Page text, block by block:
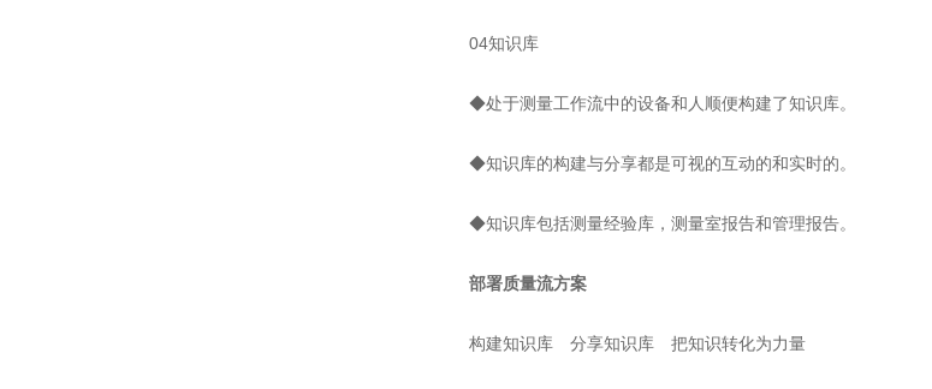
04知识库
◆处于测量工作流中的设备和人顺便构建了知识库。
◆知识库的构建与分享都是可视的互动的和实时的。
◆知识库包括测量经验库，测量室报告和管理报告。
部署质量流方案
构建知识库 分享知识库 把知识转化为力量